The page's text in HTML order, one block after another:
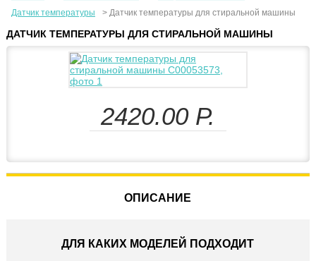
Датчик температуры
> Датчик температуры для стиральной машины
ДАТЧИК ТЕМПЕРАТУРЫ ДЛЯ СТИРАЛЬНОЙ МАШИНЫ
2420.00Р.
ОПИСАНИЕ
ДЛЯ КАКИХ МОДЕЛЕЙ ПОДХОДИТ